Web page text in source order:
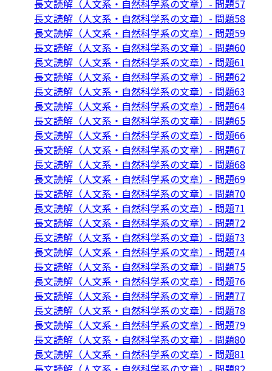
長文読解（人文系・自然科学系の文章）- 問題57
長文読解（人文系・自然科学系の文章）- 問題58
長文読解（人文系・自然科学系の文章）- 問題59
長文読解（人文系・自然科学系の文章）- 問題60
長文読解（人文系・自然科学系の文章）- 問題61
長文読解（人文系・自然科学系の文章）- 問題62
長文読解（人文系・自然科学系の文章）- 問題63
長文読解（人文系・自然科学系の文章）- 問題64
長文読解（人文系・自然科学系の文章）- 問題65
長文読解（人文系・自然科学系の文章）- 問題66
長文読解（人文系・自然科学系の文章）- 問題67
長文読解（人文系・自然科学系の文章）- 問題68
長文読解（人文系・自然科学系の文章）- 問題69
長文読解（人文系・自然科学系の文章）- 問題70
長文読解（人文系・自然科学系の文章）- 問題71
長文読解（人文系・自然科学系の文章）- 問題72
長文読解（人文系・自然科学系の文章）- 問題73
長文読解（人文系・自然科学系の文章）- 問題74
長文読解（人文系・自然科学系の文章）- 問題75
長文読解（人文系・自然科学系の文章）- 問題76
長文読解（人文系・自然科学系の文章）- 問題77
長文読解（人文系・自然科学系の文章）- 問題78
長文読解（人文系・自然科学系の文章）- 問題79
長文読解（人文系・自然科学系の文章）- 問題80
長文読解（人文系・自然科学系の文章）- 問題81